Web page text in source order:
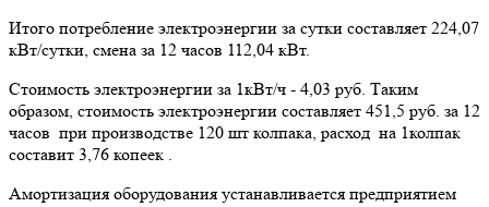
Итого потребление электроэнергии за сутки составляет 224,07
кВт/сутки, смена за 12 часов 112,04 кВт.
Стоимость электроэнергии за 1кВт/ч - 4,03 руб. Таким
образом, стоимость электроэнергии составляет 451,5 руб. за 12
часов при производстве 120 шт колпака, расход на 1колпак
составит 3,76 копеек .
Амортизация оборудования устанавливается предприятием